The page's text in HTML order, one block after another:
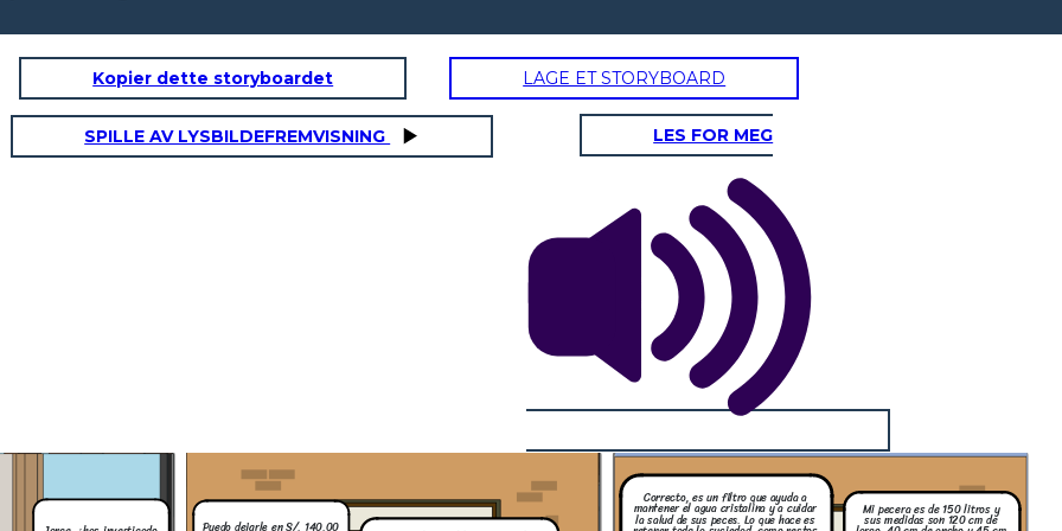
de ancho y 45 cm
una solución
el problema del
y evitar que mis
Kopier dette storyboardet LAGE ET STORYBOARD
SPILLE AV LYSBILDEFREMVISNING LES FOR MEG
Correcto, es un filtro que ayuda a
mantener el agua cristalina y a cuidar
la salud de sus peces. Lo que hace es
Mi pecera es de 150 litros y
sus medidas son 120 cm de